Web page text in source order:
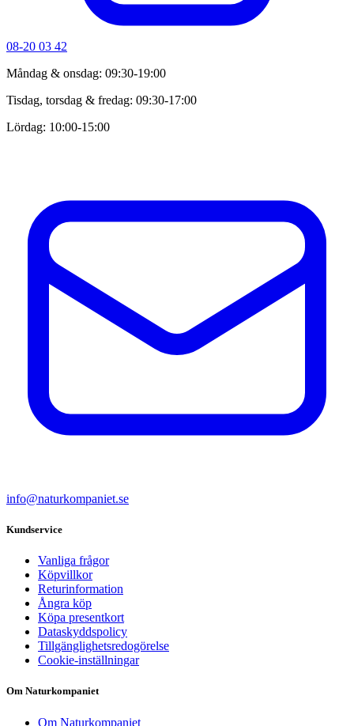
08-20 03 42
Måndag & onsdag: 09:30-19:00
Tisdag, torsdag & fredag: 09:30-17:00
Lördag: 10:00-15:00
info@naturkompaniet.se
Kundservice
Vanliga frågor
Köpvillkor
Returinformation
Ångra köp
Köpa presentkort
Dataskyddspolicy
Tillgänglighetsredogörelse
Cookie-inställningar
Om Naturkompaniet
Om Naturkompaniet